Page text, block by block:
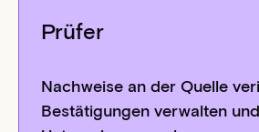
Prüfer
Nachweise an der Quelle
Bestätigungen verwalten